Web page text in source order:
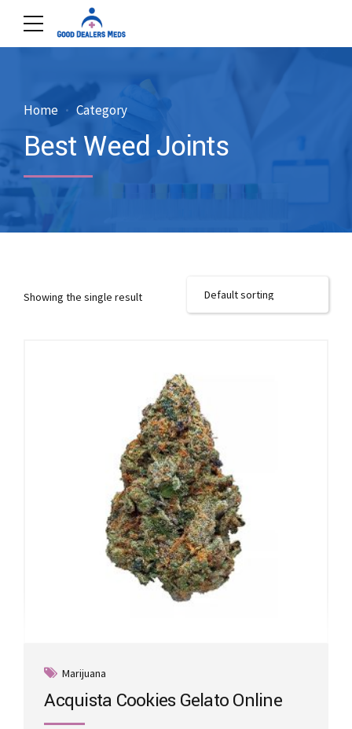
Home Category
Best Weed Joints
Showing the single result
Marijuana
Acquista Cookies Gelato Online